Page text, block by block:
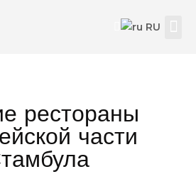
RU
рестораны
части